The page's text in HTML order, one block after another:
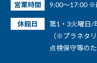
営業時間 9:00～17:00 ※
休館日
第1・3火曜日/
（※プラネタ
点検保守等のた